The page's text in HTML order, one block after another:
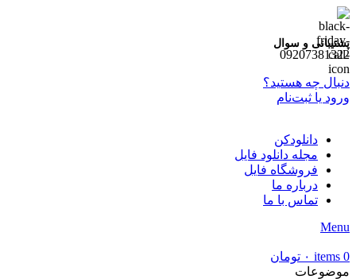
پشتیبانی و سوال
09207381322
دنبال چه هستید؟
ورود یا ثبت‌نام
دانلودکن
مجله دانلود فایل
فروشگاه فایل
درباره ما
تماس با ما
Menu
0
items ۰ تومان
موضوعات